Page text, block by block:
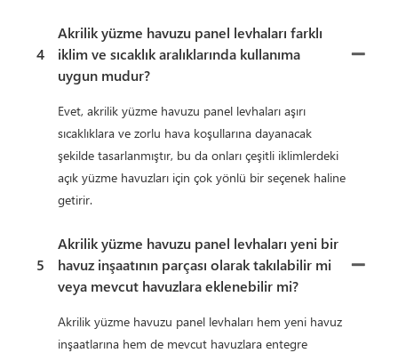
4
Akrilik yüzme havuzu panel levhaları farklı
iklim ve sıcaklık aralıklarında kullanıma
uygun mudur?
Evet, akrilik yüzme havuzu panel levhaları aşırı
sıcaklıklara ve zorlu hava koşullarına dayanacak
şekilde tasarlanmıştır, bu da onları çeşitli iklimlerdeki
açık yüzme havuzları için çok yönlü bir seçenek haline
getirir.
5
Akrilik yüzme havuzu panel levhaları yeni bir
havuz inşaatının parçası olarak takılabilir mi
veya mevcut havuzlara eklenebilir mi?
Akrilik yüzme havuzu panel levhaları hem yeni havuz
inşaatlarına hem de mevcut havuzlara entegre